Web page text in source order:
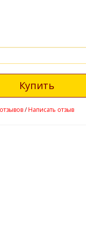
Купить
/Написать отзыв